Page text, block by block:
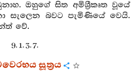
ඔහුගේ සිත අමිශ්‍රීකෘත වූයේ
බවට පැමිණියේ වෙයි.
වේ.
9. 1. 3. 7.
සූත්‍රය